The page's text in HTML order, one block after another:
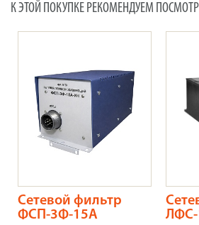
К ЭТОЙ ПОКУПКЕ РЕКОМЕНДУЕМ
Сетевой фильтр
ФСП-3Ф-15А